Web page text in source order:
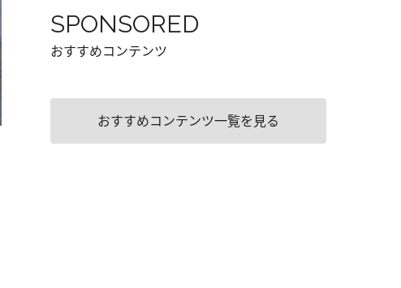
SPONSORED
おすすめコンテンツ
おすすめコンテンツ一覧を見る